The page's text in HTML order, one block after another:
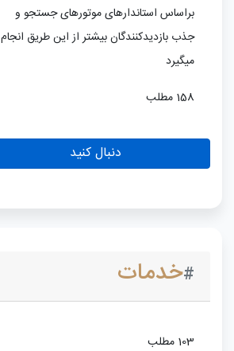
براساس استاندارهای موتورهای جستجو و
جذب بازدیدکنندگان بیشتر از این طریق انجام
میگیرد
158 مطلب
دنبال کنید
#خدمات
103 مطلب